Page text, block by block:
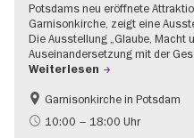
Potsdams neu eröffnete
Garnisonkirche, zeigt eine
Die Ausstellung „Glaube, Macht
Auseinandersetzung mit der
Weiterlesen
Geschichte
Brandenburg
Garnisonkirche in Potsdam
10:00 – 18:00 Uhr